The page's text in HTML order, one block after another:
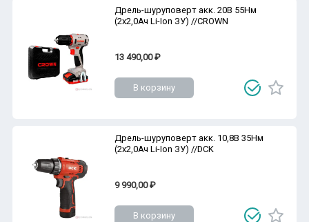
Дрель-шуруповерт акк. 20В 55Нм
(2х2,0Ач Li-Ion ЗУ) //CROWN
13 490,00 ₽
В корзину
Дрель-шуруповерт акк. 10,8В 35Нм
(2х2,0Ач Li-Ion ЗУ) //DCK
9 990,00 ₽
В корзину